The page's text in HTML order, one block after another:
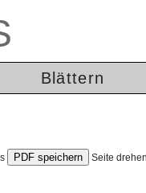
Blättern
Seite